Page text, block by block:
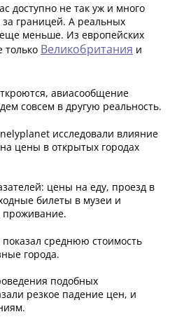
доступно не так уж и много
границей. А реальных
меньше. Из европейских
только Великобритания и
авиасообщение
совсем в другую реальность.
исследовали влияние
цены в открытых городах
цены на еду, проезд в
билеты в музеи и
проживание.
показал среднюю стоимость
города.
подобных
резкое падение цен, и